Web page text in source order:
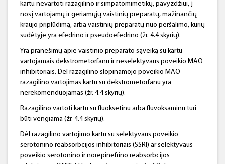
kartu nevartoti razagilino ir simpatomimetikų, pavyzdžiui, į
nosį vartojamų ir geriamųjų vaistinių preparatų, mažinančių
kraujo priplūdimą, arba vaistinių preparatų nuo peršalimo, kurių
sudėtyje yra efedrino ir pseudoefedrino (žr. 4.4 skyrių).
Yra pranešimų apie vaistinio preparato sąveiką su kartu
vartojamais dekstrometorfanu ir neselektyvaus poveikio MAO
inhibitoriais. Dėl razagilino slopinamojo poveikio MAO
razagilino vartojimas kartu su dekstrometorfanu yra
nerekomenduojamas (žr. 4.4 skyrių).
Razagilino vartoti kartu su fluoksetinu arba fluvoksaminu turi
būti vengiama (žr. 4.4 skyrių).
Dėl razagilino vartojimo kartu su selektyvaus poveikio
serotonino reabsorbcijos inhibitoriais (SSRI) ar selektyvaus
poveikio serotonino ir norepinefrino reabsorbcijos